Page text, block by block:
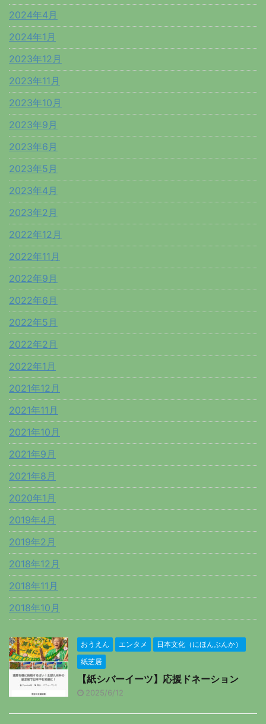
2024年4月
2024年1月
2023年12月
2023年11月
2023年10月
2023年9月
2023年6月
2023年5月
2023年4月
2023年2月
2022年12月
2022年11月
2022年9月
2022年6月
2022年5月
2022年2月
2022年1月
2021年12月
2021年11月
2021年10月
2021年9月
2021年8月
2020年1月
2019年4月
2019年2月
2018年12月
2018年11月
2018年10月
おうえん エンタメ
日本文化（にほんぶんか）
紙芝居
【紙シバーイーツ】応援ドネーション
2025/6/12